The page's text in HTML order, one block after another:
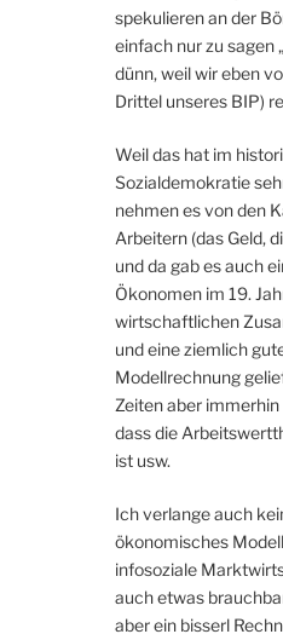
spekulieren an der
einfach nur zu sagen
dünn, weil wir eben
Drittel unseres BIP)
Weil das hat im
Sozialdemokratie
nehmen es von den
Arbeitern (das Geld,
und da gab es auch
Ökonomen im 19.
wirtschaftlichen
und eine ziemlich
Modellrechnung
Zeiten aber
dass die
ist usw.
Ich verlange auch
ökonomisches
infosoziale
auch etwas
aber ein bisserl